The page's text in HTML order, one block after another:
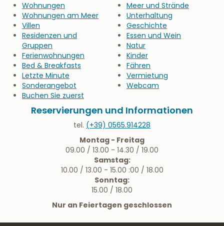
Wohnungen
Wohnungen am Meer
Villen
Residenzen und
Gruppen
Ferienwohnungen
Bed & Breakfasts
Letzte Minute
Sonderangebot
Buchen Sie zuerst
Meer und Strände
Unterhaltung
Geschichte
Essen und Wein
Natur
Kinder
Fähren
Vermietung
Webcam
Reservierungen und Informationen
tel. (+39) 0565.914228
Montag - Freitag
09.00 / 13.00 - 14.30 / 19.00
Samstag:
10.00 / 13.00 - 15.00 :00 / 18.00
Sonntag:
15.00 / 18.00
Nur an Feiertagen geschlossen